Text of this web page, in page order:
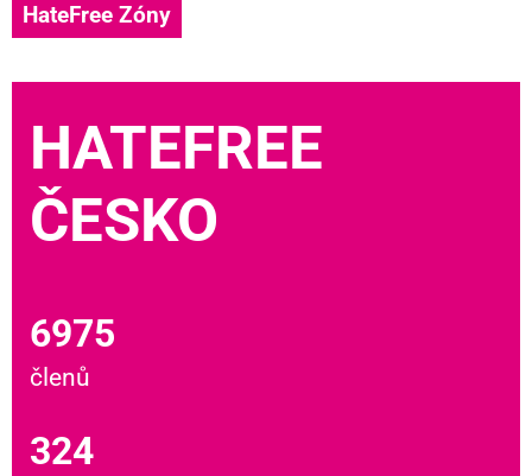
HateFree Zóny
HATEFREE
ČESKO
6975
členů
324